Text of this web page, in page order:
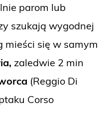
parom lub
szukają wygodnej
mieści się w samym
zaledwie 2 min
(Reggio Di
Corso